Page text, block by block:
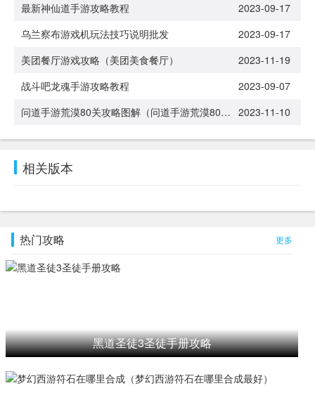
最新神仙道手游攻略教程
2023-09-17
乌兰察布游戏机玩法技巧说明批发
2023-09-17
美团餐厅游戏攻略（美团美食餐厅）
2023-11-19
战斗吧龙魂手游攻略教程
2023-09-07
问道手游荒漠80关攻略图解（问道手游荒漠80关攻略图解大全） 2023-11-10
相关版本
热门攻略 更多
黑道圣徒3圣徒手册攻略